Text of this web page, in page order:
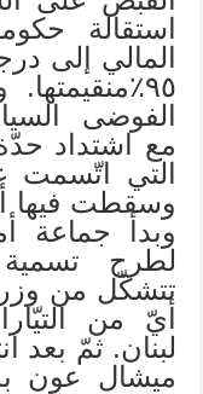
استقالة
المالي إلى
الفوضى
مع اشتداد
التي اتّسمت
وسقطت فيها
وبدأ جماعة
لطرح
تتشكّل من
أيّ من
لبنان. ثمّ بعد
ميشال عون